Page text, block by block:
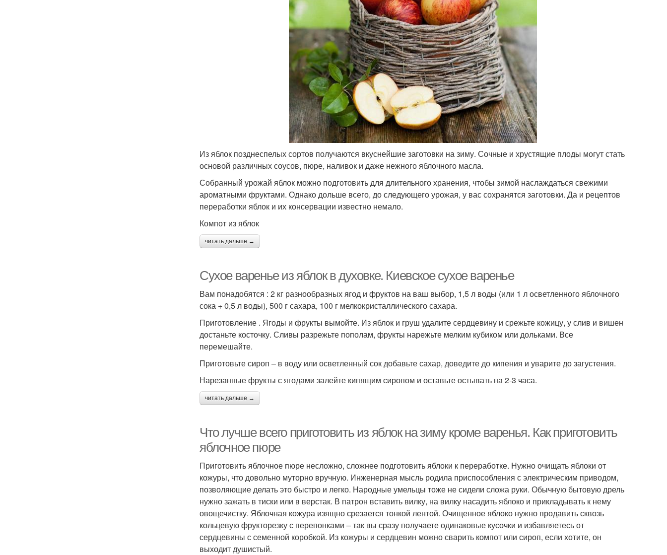
Из яблок позднеспелых сортов получаются вкуснейшие заготовки на зиму. Сочные и хрустящие плоды могут стать
основой различных соусов, пюре, наливок и даже нежного яблочного масла.
Собранный урожай яблок можно подготовить для длительного хранения, чтобы зимой наслаждаться свежими
ароматными фруктами. Однако дольше всего, до следующего урожая, у вас сохранятся заготовки. Да и рецептов
переработки яблок и их консервации известно немало.
Компот из яблок
читать дальше →
Сухое варенье из яблок в духовке. Киевское сухое варенье
Вам понадобятся : 2 кг разнообразных ягод и фруктов на ваш выбор, 1,5 л воды (или 1 л осветленного яблочного
сока + 0,5 л воды), 500 г сахара, 100 г мелкокристаллического сахара.
Приготовление . Ягоды и фрукты вымойте. Из яблок и груш удалите сердцевину и срежьте кожицу, у слив и вишен
достаньте косточку. Сливы разрежьте пополам, фрукты нарежьте мелким кубиком или дольками. Все
перемешайте.
Приготовьте сироп – в воду или осветленный сок добавьте сахар, доведите до кипения и уварите до загустения.
Нарезанные фрукты с ягодами залейте кипящим сиропом и оставьте остывать на 2-3 часа.
читать дальше →
Что лучше всего приготовить из яблок на зиму кроме варенья. Как приготовить
яблочное пюре
Приготовить яблочное пюре несложно, сложнее подготовить яблоки к переработке. Нужно очищать яблоки от
кожуры, что довольно муторно вручную. Инженерная мысль родила приспособления с электрическим приводом,
позволяющие делать это быстро и легко. Народные умельцы тоже не сидели сложа руки. Обычную бытовую дрель
нужно зажать в тиски или в верстак. В патрон вставить вилку, на вилку насадить яблоко и прикладывать к нему
овощечистку. Яблочная кожура изящно срезается тонкой лентой. Очищенное яблоко нужно продавить сквозь
кольцевую фрукторезку с перепонками – так вы сразу получаете одинаковые кусочки и избавляетесь от
сердцевины с семенной коробкой. Из кожуры и сердцевин можно сварить компот или сироп, если хотите, он
выходит душистый.